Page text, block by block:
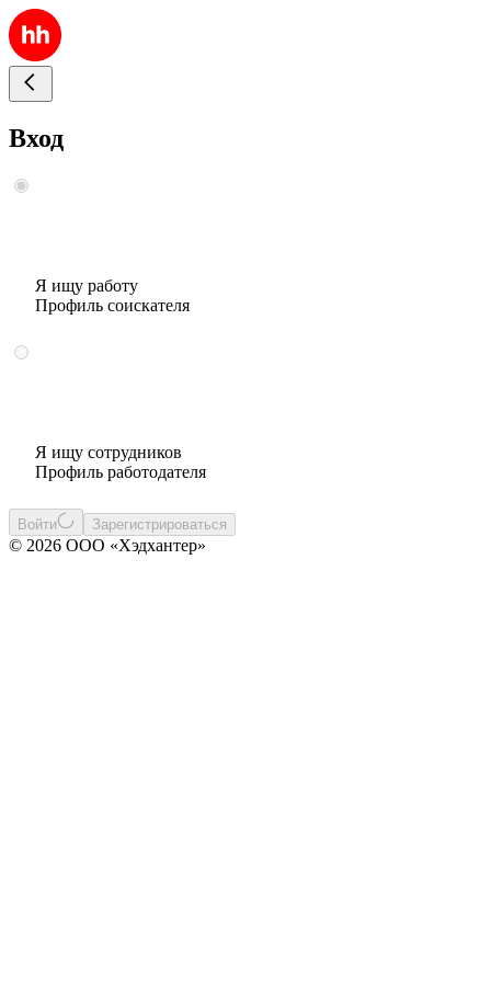
Вход
Я ищу работу
Профиль соискателя
Я ищу сотрудников
Профиль работодателя
Войти Зарегистрироваться
© 2026 ООО «Хэдхантер»